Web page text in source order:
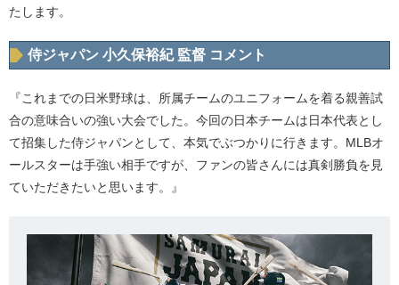
たします。
侍ジャパン 小久保裕紀 監督 コメント
『これまでの日米野球は、所属チームのユニフォームを着る親善試
合の意味合いの強い大会でした。今回の日本チームは日本代表とし
て招集した侍ジャパンとして、本気でぶつかりに行きます。MLBオ
ールスターは手強い相手ですが、ファンの皆さんには真剣勝負を見
ていただきたいと思います。』